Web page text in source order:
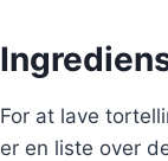
For at lave
er en liste over